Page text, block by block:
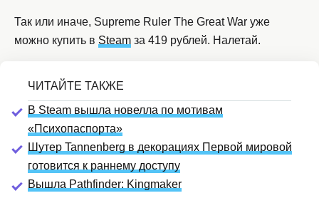
Так или иначе, Supreme Ruler The Great War уже
можно купить в Steam за 419 рублей. Налетай.
В Steam вышла новелла по мотивам
«Психопаспорта»
Шутер Tannenberg в декорациях Первой мировой
готовится к раннему доступу
Вышла Pathfinder: Kingmaker